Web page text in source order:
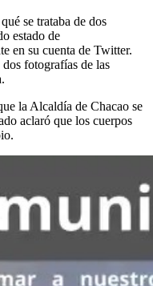
se trataba de dos
estado de
en su cuenta de Twitter.
fotografías de las
la Alcaldía de Chacao se
aclaró que los cuerpos